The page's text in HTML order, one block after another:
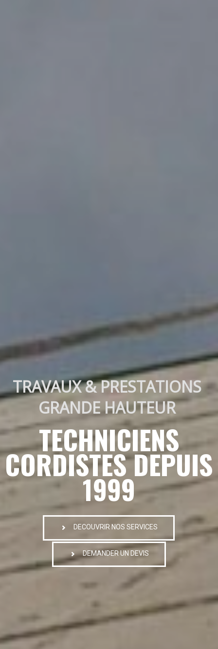
TRAVAUX & PRESTATIONS
GRANDE HAUTEUR
TECHNICIENS
CORDISTES DEPUIS
1999
DECOUVRIR NOS SERVICES
DEMANDER UN DEVIS